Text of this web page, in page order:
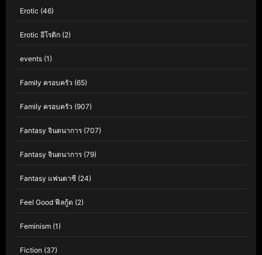
Erotic (46)
Erotic อีโรติก (2)
events (1)
Family ครอบครัว (65)
Family ครอบครัว (907)
Fantasy จินตนาการ (707)
Fantasy จินตนาการ (79)
Fantasy แฟนตาซี (24)
Feel Good ฟีลกู้ด (2)
Feminism (1)
Fiction (37)